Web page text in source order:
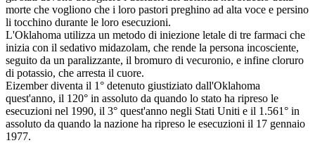
morte che vogliono che i loro pastori preghino ad alta voce e persino
li tocchino durante le loro esecuzioni.
L'Oklahoma utilizza un metodo di iniezione letale di tre farmaci che
inizia con il sedativo midazolam, che rende la persona incosciente,
seguito da un paralizzante, il bromuro di vecuronio, e infine cloruro
di potassio, che arresta il cuore.
Eizember diventa il 1° detenuto giustiziato dall'Oklahoma
quest'anno, il 120° in assoluto da quando lo stato ha ripreso le
esecuzioni nel 1990, il 3° quest'anno negli Stati Uniti e il 1.561° in
assoluto da quando la nazione ha ripreso le esecuzioni il 17 gennaio
1977.